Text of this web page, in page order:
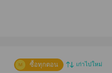
เก่าไปใหม่
ซื้อทุกตอน